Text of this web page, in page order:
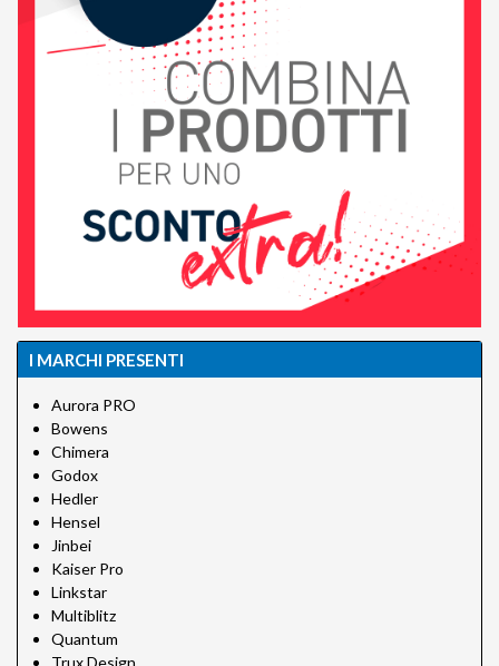
I MARCHI PRESENTI
Aurora PRO
Bowens
Chimera
Godox
Hedler
Hensel
Jinbei
Kaiser Pro
Linkstar
Multiblitz
Quantum
Trux Design